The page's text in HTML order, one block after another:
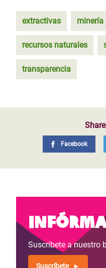
extractivas minería
recursos naturales
transparencia
Facebook
Suscríbete a nuestro
Suscríbete